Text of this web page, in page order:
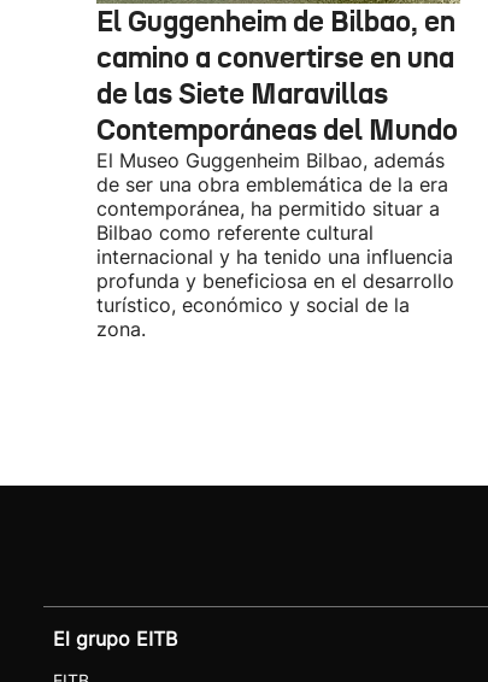
El Guggenheim de Bilbao, en
camino a convertirse en una
de las Siete Maravillas
Contemporáneas del Mundo
El Museo Guggenheim Bilbao, además
de ser una obra emblemática de la era
contemporánea, ha permitido situar a
Bilbao como referente cultural
internacional y ha tenido una influencia
profunda y beneficiosa en el desarrollo
turístico, económico y social de la
zona.
El grupo EITB